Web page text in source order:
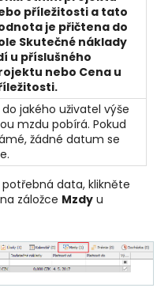
příležitosti a tato
je přičtena do
Skutečné náklady
u příslušného
nebo Cena u
jakého uživatel výše
mzdu pobírá. Pokud
žádné datum se
data, klikněte
záložce Mzdy u